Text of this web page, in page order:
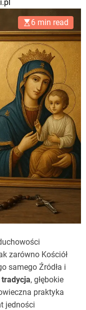
6 min read
zarówno Kościół
samego Źródła i
tradycja, głębokie
praktyka
jedności